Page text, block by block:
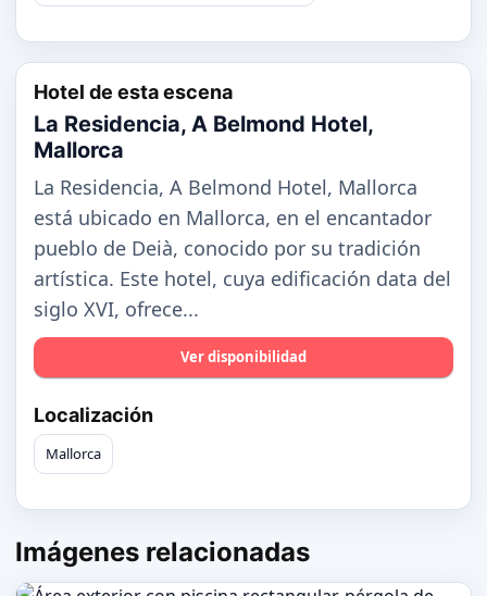
Hotel de esta escena
La Residencia, A Belmond Hotel,
Mallorca
La Residencia, A Belmond Hotel, Mallorca
está ubicado en Mallorca, en el encantador
pueblo de Deià, conocido por su tradición
artística. Este hotel, cuya edificación data del
siglo XVI, ofrece...
Ver disponibilidad
Localización
Mallorca
Imágenes relacionadas